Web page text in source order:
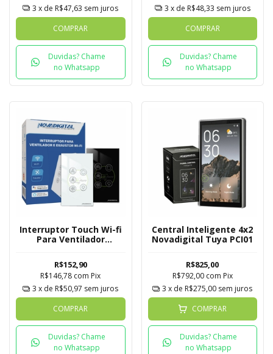
3 x de R$47,63 sem juros
COMPRAR
Duvidas? Chame
no Whatsapp
3 x de R$48,33 sem juros
COMPRAR
Duvidas? Chame
no Whatsapp
Interruptor Touch Wi-fi
Para Ventilador
R$152,90
R$146,78 com Pix
3 x de R$50,97 sem juros
COMPRAR
Duvidas? Chame
no Whatsapp
Central Inteligente 4x2
Novadigital Tuya PCI01
R$825,00
R$792,00 com Pix
3 x de R$275,00 sem juros
COMPRAR
Duvidas? Chame
no Whatsapp